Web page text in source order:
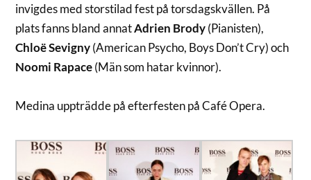
invigdes med storstilad fest på torsdagskvällen. På
plats fanns bland annatAdrien Brody(Pianisten),
Chloë Sevigny(American Psycho, Boys Don’t Cry) och
Noomi Rapace(Män som hatar kvinnor).
Medina uppträdde på efterfesten på Café Opera.